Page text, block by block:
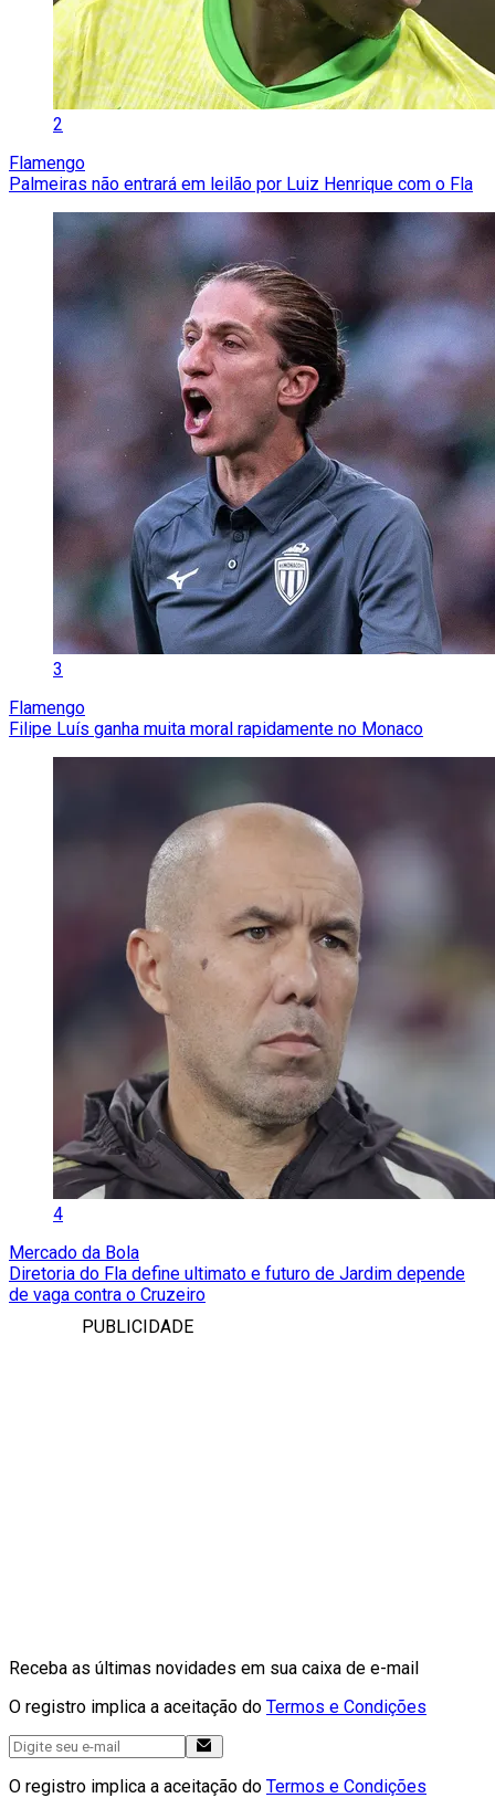
2
Flamengo
Palmeiras não entrará em leilão por Luiz Henrique com o Fla
3
Flamengo
Filipe Luís ganha muita moral rapidamente no Monaco
4
Mercado da Bola
Diretoria do Fla define ultimato e futuro de Jardim depende
de vaga contra o Cruzeiro
PUBLICIDADE
Receba as últimas novidades em sua caixa de e-mail
O registro implica a aceitação do Termos e Condições
O registro implica a aceitação do Termos e Condições